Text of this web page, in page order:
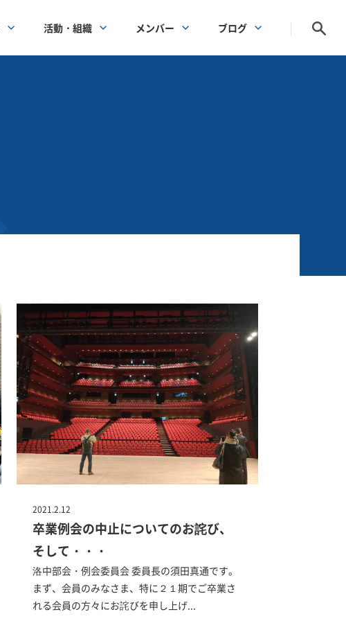
活動・組織 メンバー ブログ
2021.2.12
卒業例会の中止についてのお詫び、
そして・・・
洛中部会・例会委員会 委員長の須田真通です。
まず、会員のみなさま、特に２１期でご卒業さ
れる会員の方々にお詫びを申し上げ...